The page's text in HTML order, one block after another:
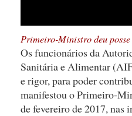
Primeiro-Ministro deu
Os funcionários da
Sanitária e Alimentar
e rigor, para poder
manifestou o Primeiro-
de fevereiro de 2017, nas